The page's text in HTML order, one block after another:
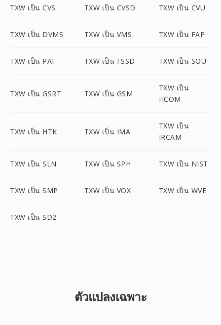
TXW เป็น CVS TXW เป็น CVSD TXW เป็น CVU
TXW เป็น DVMS TXW เป็น VMS TXW เป็น FAP
TXW เป็น PAF TXW เป็น FSSD TXW เป็น SOU
TXW เป็น GSRT TXW เป็น GSM
TXW เป็น
HCOM
TXW เป็น HTK TXW เป็น IMA
TXW เป็น
IRCAM
TXW เป็น SLN TXW เป็น SPH TXW เป็น NIST
TXW เป็น SMP TXW เป็น VOX TXW เป็น WVE
TXW เป็น SD2
ตัวแปลงเฉพาะ